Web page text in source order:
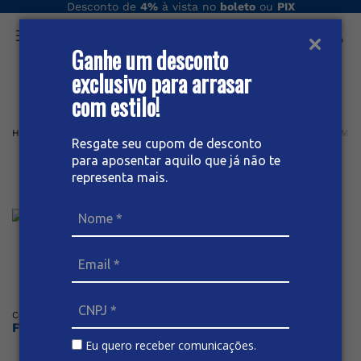
Ganhe um desconto
exclusivo para arrasar
com estilo!
Resgate seu cupom de desconto
para aposentar aquilo que já não te
representa mais.
Eu quero receber comunicações.
Desconto de 4%à vista no boletoou PIX
O que você procura hoje?
Home
Bermuda cargo masculina plus
size extra
Posicione o mouse sob a imagem para dar zoom
Código
Faça o login ou cadastre-se para ver os preços